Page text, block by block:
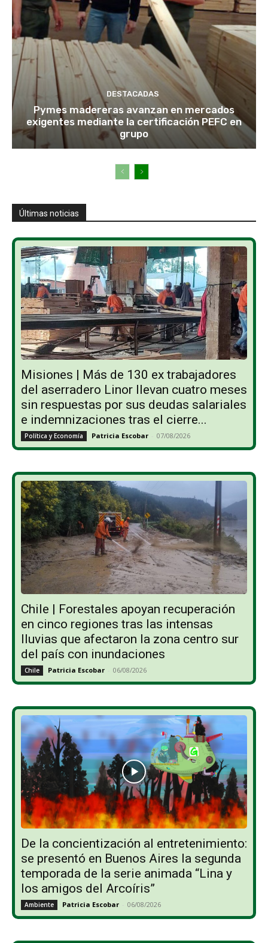
DESTACADAS
Pymes madereras avanzan en mercados
exigentes mediante la certificación PEFC en
grupo
Últimas noticias
Misiones | Más de 130 ex trabajadores
del aserradero Linor llevan cuatro meses
sin respuestas por sus deudas salariales
e indemnizaciones tras el cierre...
Política y Economía Patricia Escobar - 07/08/2026
Chile | Forestales apoyan recuperación
en cinco regiones tras las intensas
lluvias que afectaron la zona centro sur
del país con inundaciones
Chile Patricia Escobar - 06/08/2026
De la concientización al entretenimiento:
se presentó en Buenos Aires la segunda
temporada de la serie animada “Lina y
los amigos del Arcoíris”
Ambiente Patricia Escobar - 06/08/2026